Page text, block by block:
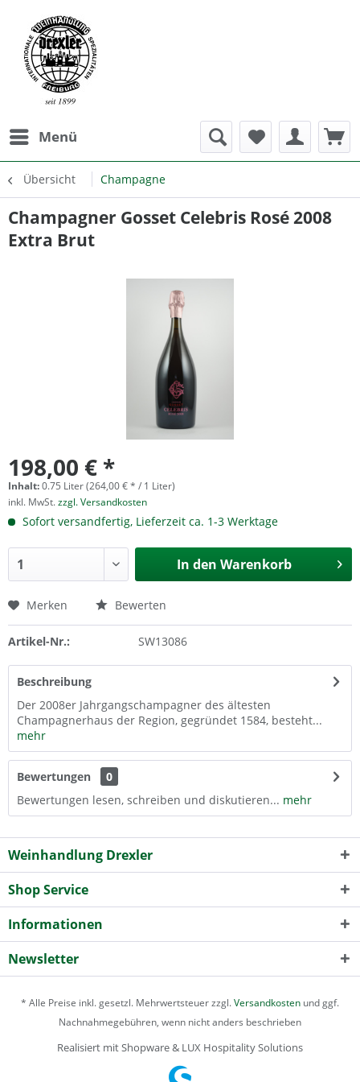
Menü
Übersicht Champagne
Champagner Gosset Celebris Rosé 2008
Extra Brut
198,00 € *
Inhalt:0.75 Liter (264,00 € * / 1 Liter)
inkl. MwSt.zzgl. Versandkosten
Sofort versandfertig, Lieferzeit ca. 1-3 Werktage
In den Warenkorb
Merken Bewerten
Artikel-Nr.: SW13086
Beschreibung
Der 2008er Jahrgangschampagner des ältesten
Champagnerhaus der Region, gegründet 1584, besteht...
mehr
Bewertungen
0
Bewertungen lesen, schreiben und diskutieren... mehr
Weinhandlung Drexler
Shop Service
Informationen
Newsletter
* Alle Preise inkl. gesetzl. Mehrwertsteuer zzgl.Versandkosten und ggf.
Nachnahmegebühren, wenn nicht anders beschrieben
Realisiert mit Shopware & LUX Hospitality Solutions